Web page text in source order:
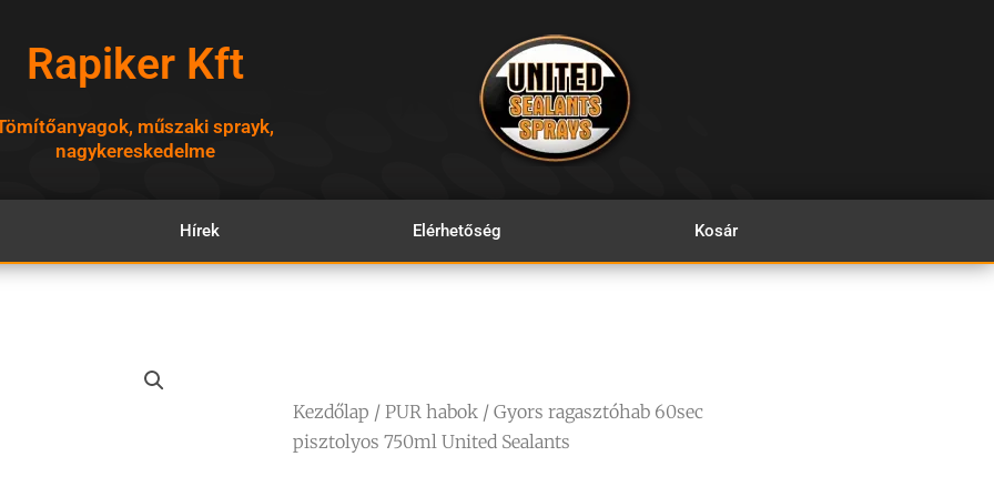
Rapiker Kft
műszaki sprayk,
nagykereskedelme
Hírek Elérhetőség Kosár
Kezdőlap / PUR habok / Gyors ragasztóhab 60sec
pisztolyos 750ml United Sealants